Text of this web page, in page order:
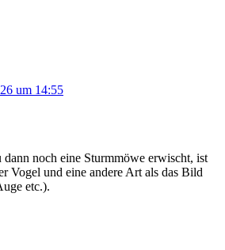
um 14:55
dann noch eine Sturmmöwe erwischt, ist
Vogel und eine andere Art als das Bild
etc.).